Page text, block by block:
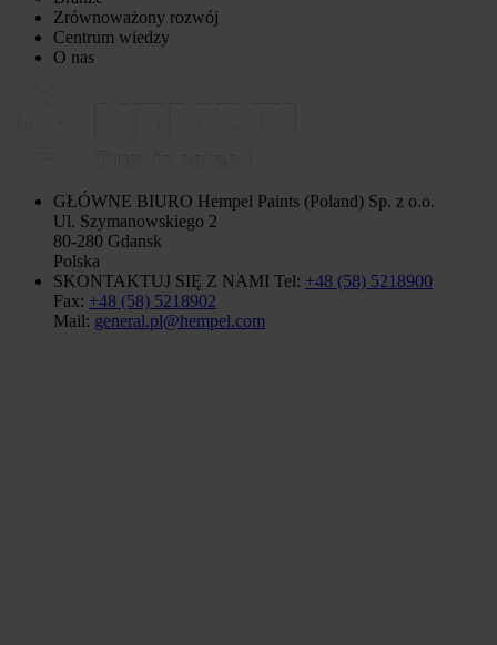
Zrównoważony rozwój
Centrum wiedzy
O nas
GŁÓWNE BIURO Hempel Paints (Poland) Sp. z o.o.
Ul. Szymanowskiego 2
80-280 Gdansk
Polska
SKONTAKTUJ SIĘ Z NAMI Tel: +48 (58) 5218900
Fax: +48 (58) 5218902
Mail: general.pl@hempel.com